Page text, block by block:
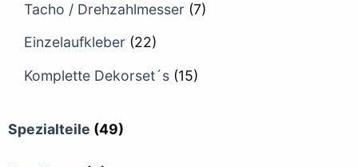
Tacho / Drehzahlmesser (7)
Einzelaufkleber (22)
Komplette Dekorset´s (15)
Spezialteile (49)